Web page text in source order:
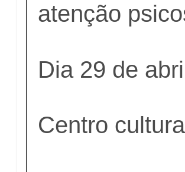
atenção
Dia 29 de
Centro